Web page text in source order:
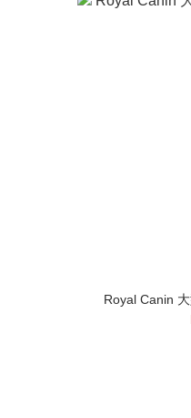
Royal Canin